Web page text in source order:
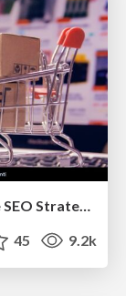
Building a Modern Day E-commerce SEO Strategy
45 9.2k